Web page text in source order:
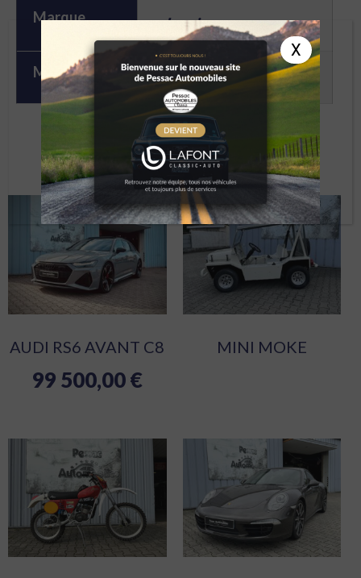
Marque Lancia
Modèle DELTA EVO 2
À DÉCOUVRIR
AUDI RS6 AVANT C8
99 500,00€
MINI MOKE
X